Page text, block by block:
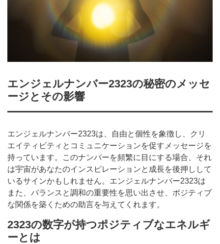
エンジェルナンバー2323の秘密のメッセ
ージとその影響
エンジェルナンバー2323は、自由と個性を象徴し、クリ
エイティビティとコミュニケーションを促すメッセージを
持っています。このナンバーを頻繁に目にする場合、それ
は宇宙があなたのインスピレーションと成長を後押しして
いるサインかもしれません。エンジェルナンバー2323は
また、バランスと調和の重要性を思い出させ、ポジティブ
な関係を築くための助言を与えてくれます。
2323の数字が持つポジティブなエネルギ
ーとは